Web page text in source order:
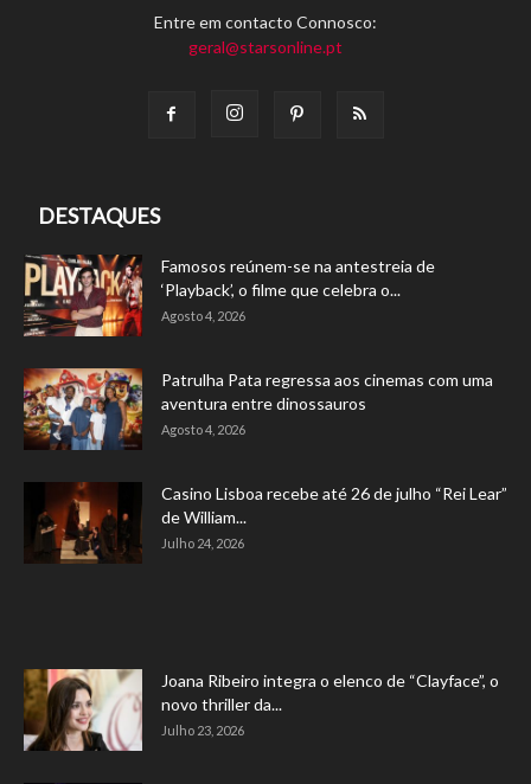
Entre em contacto Connosco:
geral@starsonline.pt
DESTAQUES
Famosos reúnem-se na antestreia de
‘Playback’, o filme que celebra o...
Agosto 4, 2026
Patrulha Pata regressa aos cinemas com uma
aventura entre dinossauros
Agosto 4, 2026
Casino Lisboa recebe até 26 de julho “Rei Lear”
de William...
Julho 24, 2026
Joana Ribeiro integra o elenco de “Clayface”, o
novo thriller da...
Julho 23, 2026